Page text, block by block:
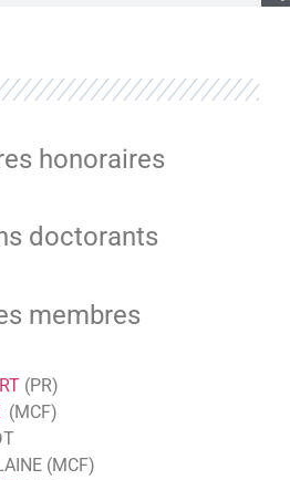
honoraires
doctorants
membres
(PR)
(MCF)
(MCF)